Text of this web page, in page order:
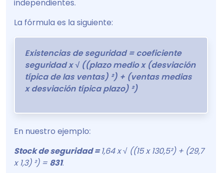
independientes.
La fórmula es la siguiente:
Existencias de seguridad = coeficiente
seguridad x √ ((plazo medio x (desviación
típica de las ventas) ²) + (ventas medias
x desviación típica plazo) ²)
En nuestro ejemplo:
Stock de seguridad =1,64 x √ ((15 x 130,5²) + (29,7
x 1,3) ²) = 831.